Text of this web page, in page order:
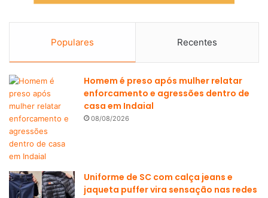
Populares Recentes
Homem é preso após mulher relatar
enforcamento e agressões dentro de
casa em Indaial
08/08/2026
Uniforme de SC com calça jeans e
jaqueta puffer vira sensação nas redes